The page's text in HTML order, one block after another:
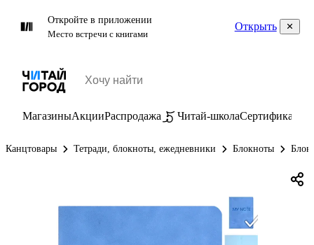
Откройте в приложении
Место встречи с книгами
Открыть
МагазиныАкцииРаспродажа Читай-школаСертификаты
Канцтовары Тетради, блокноты, ежедневники Блокноты